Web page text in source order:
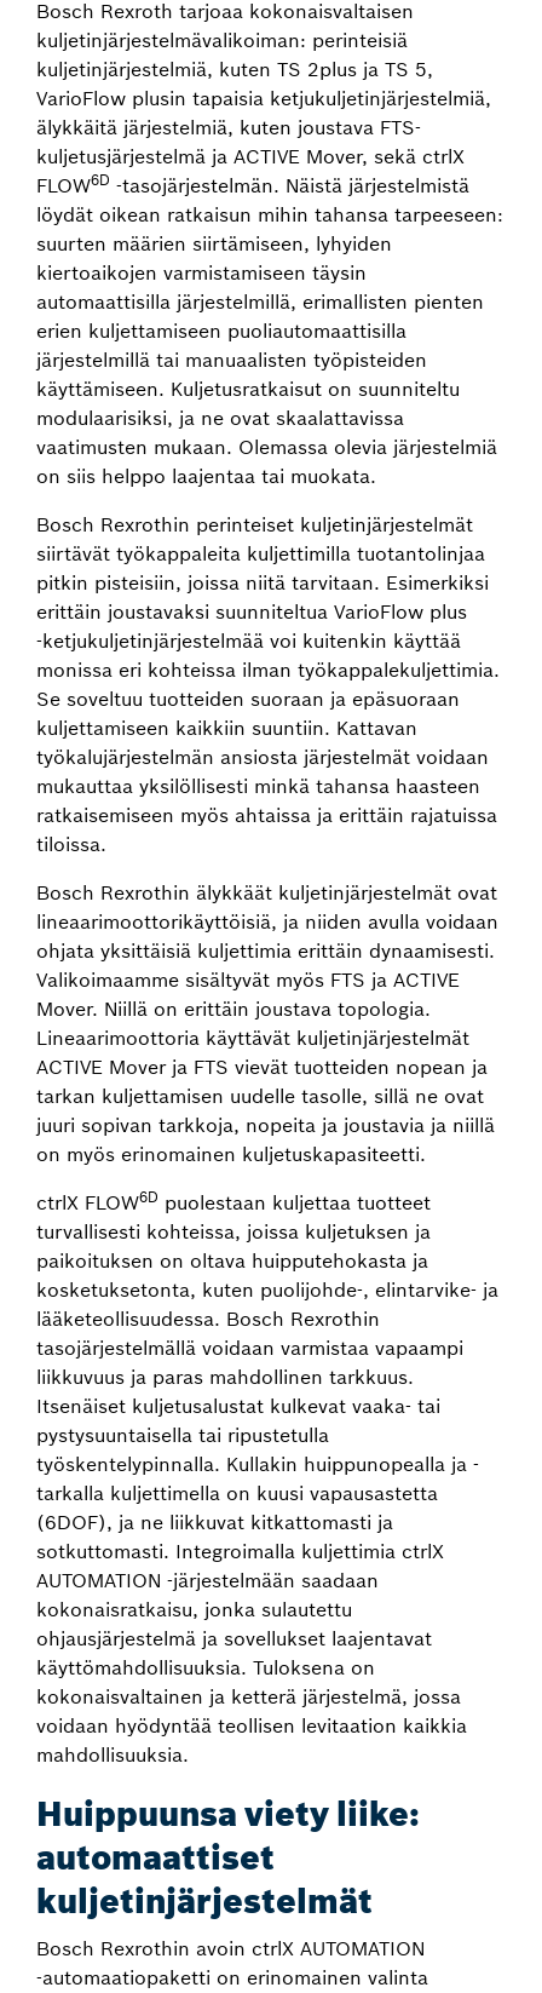
Bosch Rexroth tarjoaa kokonaisvaltaisen
kuljetinjärjestelmävalikoiman: perinteisiä
kuljetinjärjestelmiä, kuten TS 2plus ja TS 5,
VarioFlow plusin tapaisia ketjukuljetinjärjestelmiä,
älykkäitä järjestelmiä, kuten joustava FTS-
kuljetusjärjestelmä ja ACTIVE Mover, sekä ctrlX
FLOW6D ‑tasojärjestelmän. Näistä järjestelmistä
löydät oikean ratkaisun mihin tahansa tarpeeseen:
suurten määrien siirtämiseen, lyhyiden
kiertoaikojen varmistamiseen täysin
automaattisilla järjestelmillä, erimallisten pienten
erien kuljettamiseen puoliautomaattisilla
järjestelmillä tai manuaalisten työpisteiden
käyttämiseen. Kuljetusratkaisut on suunniteltu
modulaarisiksi, ja ne ovat skaalattavissa
vaatimusten mukaan. Olemassa olevia järjestelmiä
on siis helppo laajentaa tai muokata.
Bosch Rexrothin perinteiset kuljetinjärjestelmät
siirtävät työkappaleita kuljettimilla tuotantolinjaa
pitkin pisteisiin, joissa niitä tarvitaan. Esimerkiksi
erittäin joustavaksi suunniteltua VarioFlow plus
‑ketjukuljetinjärjestelmää voi kuitenkin käyttää
monissa eri kohteissa ilman työkappalekuljettimia.
Se soveltuu tuotteiden suoraan ja epäsuoraan
kuljettamiseen kaikkiin suuntiin. Kattavan
työkalujärjestelmän ansiosta järjestelmät voidaan
mukauttaa yksilöllisesti minkä tahansa haasteen
ratkaisemiseen myös ahtaissa ja erittäin rajatuissa
tiloissa.
Bosch Rexrothin älykkäät kuljetinjärjestelmät ovat
lineaarimoottorikäyttöisiä, ja niiden avulla voidaan
ohjata yksittäisiä kuljettimia erittäin dynaamisesti.
Valikoimaamme sisältyvät myös FTS ja ACTIVE
Mover. Niillä on erittäin joustava topologia.
Lineaarimoottoria käyttävät kuljetinjärjestelmät
ACTIVE Mover ja FTS vievät tuotteiden nopean ja
tarkan kuljettamisen uudelle tasolle, sillä ne ovat
juuri sopivan tarkkoja, nopeita ja joustavia ja niillä
on myös erinomainen kuljetuskapasiteetti.
ctrlX FLOW6D puolestaan kuljettaa tuotteet
turvallisesti kohteissa, joissa kuljetuksen ja
paikoituksen on oltava huipputehokasta ja
kosketuksetonta, kuten puolijohde-, elintarvike- ja
lääketeollisuudessa. Bosch Rexrothin
tasojärjestelmällä voidaan varmistaa vapaampi
liikkuvuus ja paras mahdollinen tarkkuus.
Itsenäiset kuljetusalustat kulkevat vaaka- tai
pystysuuntaisella tai ripustetulla
työskentelypinnalla. Kullakin huippunopealla ja -
tarkalla kuljettimella on kuusi vapausastetta
(6DOF), ja ne liikkuvat kitkattomasti ja
sotkuttomasti. Integroimalla kuljettimia ctrlX
AUTOMATION ‑järjestelmään saadaan
kokonaisratkaisu, jonka sulautettu
ohjausjärjestelmä ja sovellukset laajentavat
käyttömahdollisuuksia. Tuloksena on
kokonaisvaltainen ja ketterä järjestelmä, jossa
voidaan hyödyntää teollisen levitaation kaikkia
mahdollisuuksia.
Huippuunsa viety liike:
automaattiset
kuljetinjärjestelmät
Bosch Rexrothin avoin ctrlX AUTOMATION
‑automaatiopaketti on erinomainen valinta